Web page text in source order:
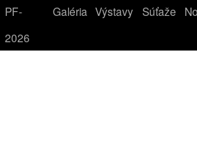
PF-
2026
Galéria Výstavy Súťaže